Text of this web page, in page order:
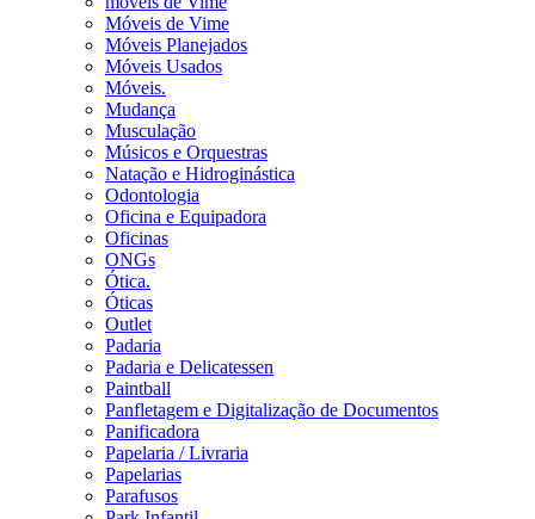
Móveis de Vime
Móveis Planejados
Móveis Usados
Móveis.
Mudança
Musculação
Músicos e Orquestras
Natação e Hidroginástica
Odontologia
Oficina e Equipadora
Oficinas
ONGs
Ótica.
Óticas
Outlet
Padaria
Padaria e Delicatessen
Paintball
Panfletagem e Digitalização de Documentos
Panificadora
Papelaria / Livraria
Papelarias
Parafusos